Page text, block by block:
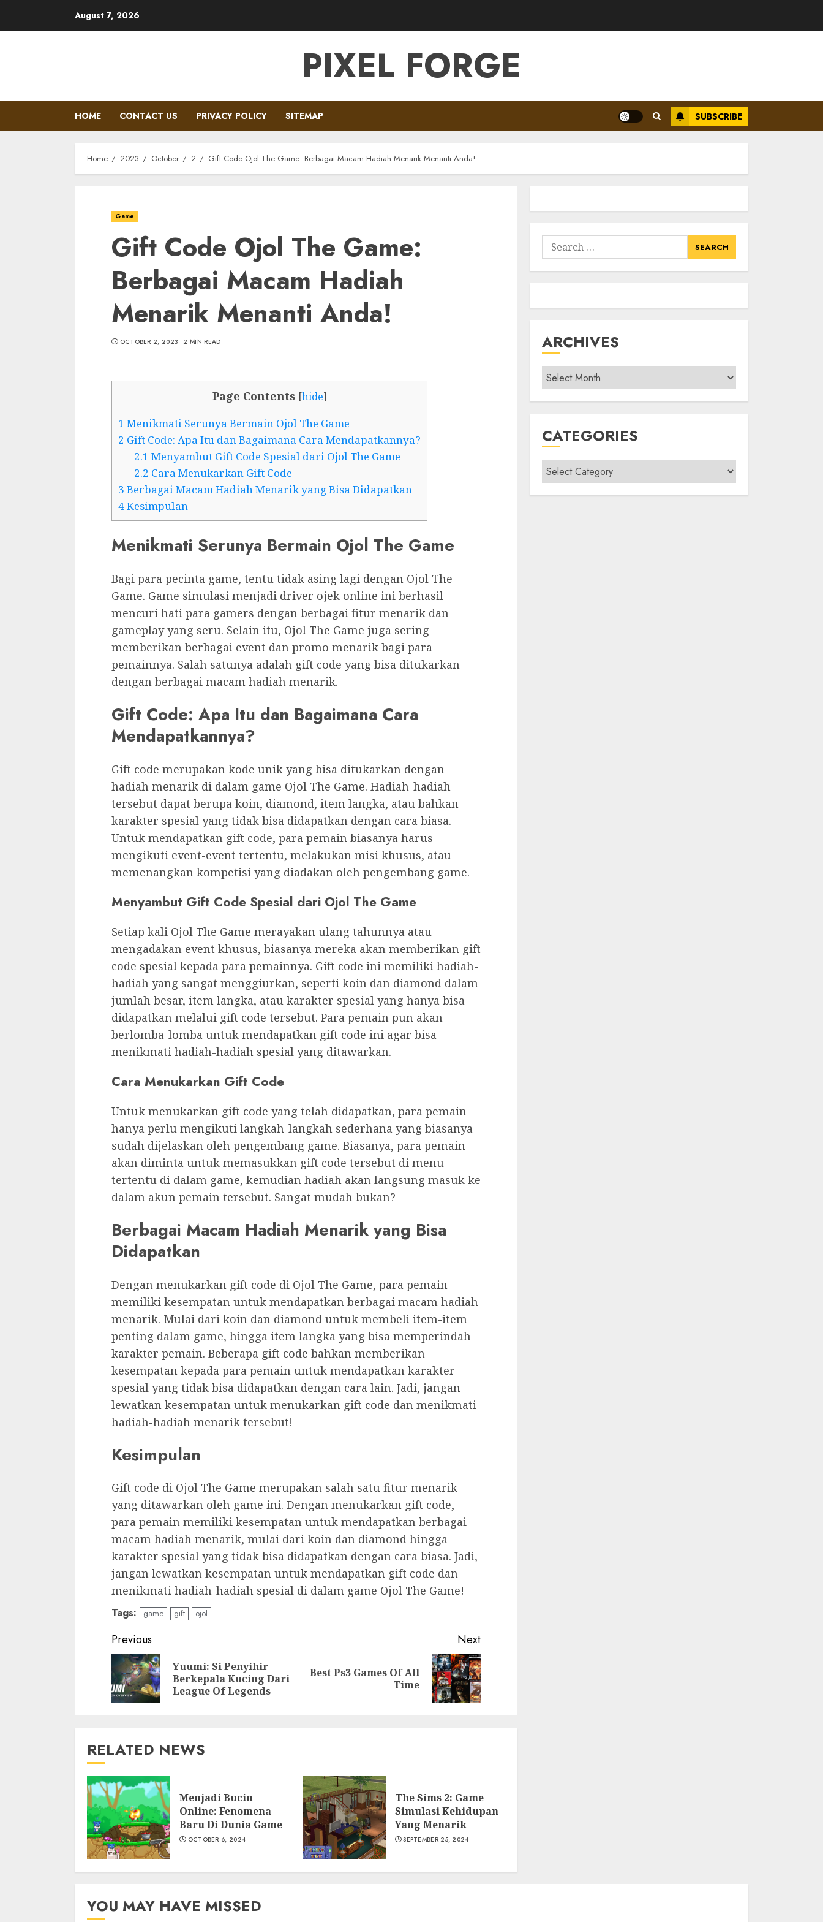
August 7, 2026
PIXEL FORGE
HOME CONTACT US PRIVACY POLICY SITEMAP SUBSCRIBE
Home 2023 October 2 Gift Code Ojol The Game: Berbagai Macam Hadiah Menarik Menanti Anda!
Game
Gift Code Ojol The Game:
Berbagai Macam Hadiah
Menarik Menanti Anda!
OCTOBER 2, 2023 2 MIN READ
Page Contents [hide]
1 Menikmati Serunya Bermain Ojol The Game
2 Gift Code: Apa Itu dan Bagaimana Cara Mendapatkannya?
2.1 Menyambut Gift Code Spesial dari Ojol The Game
2.2 Cara Menukarkan Gift Code
3 Berbagai Macam Hadiah Menarik yang Bisa Didapatkan
4Kesimpulan
Menikmati Serunya Bermain Ojol The Game
Bagi para pecinta game, tentu tidak asing lagi dengan Ojol The
Game. Game simulasi menjadi driver ojek online ini berhasil
mencuri hati para gamers dengan berbagai fitur menarik dan
gameplay yang seru. Selain itu, Ojol The Game juga sering
memberikan berbagai event dan promo menarik bagi para
pemainnya. Salah satunya adalah gift code yang bisa ditukarkan
dengan berbagai macam hadiah menarik.
Gift Code: Apa Itu dan Bagaimana Cara
Mendapatkannya?
Gift code merupakan kode unik yang bisa ditukarkan dengan
hadiah menarik di dalam game Ojol The Game. Hadiah-hadiah
tersebut dapat berupa koin, diamond, item langka, atau bahkan
karakter spesial yang tidak bisa didapatkan dengan cara biasa.
Untuk mendapatkan gift code, para pemain biasanya harus
mengikuti event-event tertentu, melakukan misi khusus, atau
memenangkan kompetisi yang diadakan oleh pengembang game.
Menyambut Gift Code Spesial dari Ojol The Game
Setiap kali Ojol The Game merayakan ulang tahunnya atau
mengadakan event khusus, biasanya mereka akan memberikan gift
code spesial kepada para pemainnya. Gift code ini memiliki hadiah-
hadiah yang sangat menggiurkan, seperti koin dan diamond dalam
jumlah besar, item langka, atau karakter spesial yang hanya bisa
didapatkan melalui gift code tersebut. Para pemain pun akan
berlomba-lomba untuk mendapatkan gift code ini agar bisa
menikmati hadiah-hadiah spesial yang ditawarkan.
Cara Menukarkan Gift Code
Untuk menukarkan gift code yang telah didapatkan, para pemain
hanya perlu mengikuti langkah-langkah sederhana yang biasanya
sudah dijelaskan oleh pengembang game. Biasanya, para pemain
akan diminta untuk memasukkan gift code tersebut di menu
tertentu di dalam game, kemudian hadiah akan langsung masuk ke
dalam akun pemain tersebut. Sangat mudah bukan?
Berbagai Macam Hadiah Menarik yang Bisa
Didapatkan
Dengan menukarkan gift code di Ojol The Game, para pemain
memiliki kesempatan untuk mendapatkan berbagai macam hadiah
menarik. Mulai dari koin dan diamond untuk membeli item-item
penting dalam game, hingga item langka yang bisa memperindah
karakter pemain. Beberapa gift code bahkan memberikan
kesempatan kepada para pemain untuk mendapatkan karakter
spesial yang tidak bisa didapatkan dengan cara lain. Jadi, jangan
lewatkan kesempatan untuk menukarkan gift code dan menikmati
hadiah-hadiah menarik tersebut!
Kesimpulan
Gift code di Ojol The Game merupakan salah satu fitur menarik
yang ditawarkan oleh game ini. Dengan menukarkan gift code,
para pemain memiliki kesempatan untuk mendapatkan berbagai
macam hadiah menarik, mulai dari koin dan diamond hingga
karakter spesial yang tidak bisa didapatkan dengan cara biasa. Jadi,
jangan lewatkan kesempatan untuk mendapatkan gift code dan
menikmati hadiah-hadiah spesial di dalam game Ojol The Game!
Tags: game gift ojol
Continue
Reading
Previous
Previous
Yuumi: Si Penyihir
Berkepala Kucing Dari
League Of Legends
Next
Next
Best Ps3 Games Of All
Time
RELATED NEWS
Menjadi Bucin
Online: Fenomena
Baru Di Dunia Game
OCTOBER 6, 2024
The Sims 2: Game
Simulasi Kehidupan
Yang Menarik
SEPTEMBER 25, 2024
Search
for:
ARCHIVES
Archives
CATEGORIES
Categories
YOU MAY HAVE MISSED